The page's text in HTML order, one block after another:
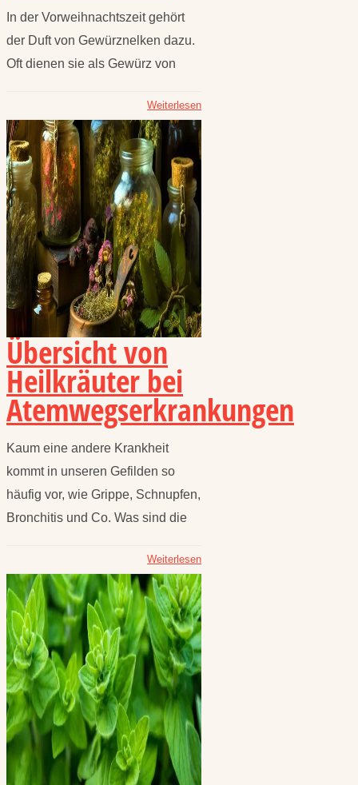
In der Vorweihnachtszeit gehört
der Duft von Gewürznelken dazu.
Oft dienen sie als Gewürz von
Weiterlesen
Übersicht von
Heilkräuter bei
Atemwegserkrankungen
Kaum eine andere Krankheit
kommt in unseren Gefilden so
häufig vor, wie Grippe, Schnupfen,
Bronchitis und Co. Was sind die
Weiterlesen